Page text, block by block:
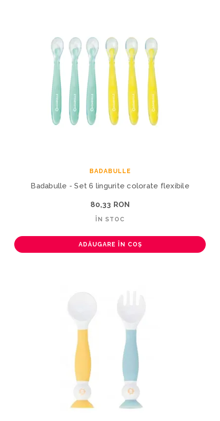
BADABULLE
Badabulle - Set 6 lingurite colorate flexibile
80,33 RON
ÎN STOC
ADĂUGARE ÎN COȘ